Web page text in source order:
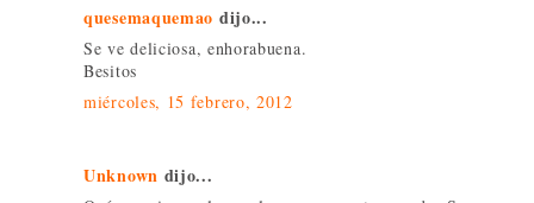
quesemaquemao dijo...
Se ve deliciosa, enhorabuena.
Besitos
miércoles, 15 febrero, 2012
Unknown dijo...